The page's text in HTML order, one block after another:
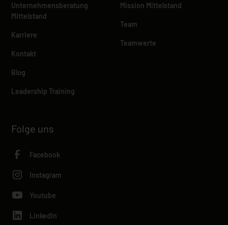
Unternehmensberatung
Mittelstand
Karriere
Kontakt
Blog
Leadership Training
Mission Mittelstand
Team
Teamwerte
Folge uns
Facebook
Instagram
Youtube
LinkedIn